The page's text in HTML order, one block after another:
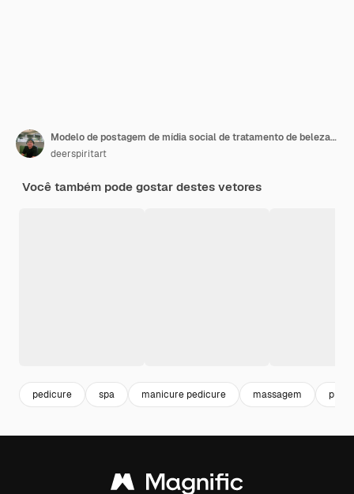
Modelo de postagem de mídia social de tratamento de beleza para a pele
deerspiritart
Você também pode gostar destes vetores
pedicure spa manicure pedicure massagem